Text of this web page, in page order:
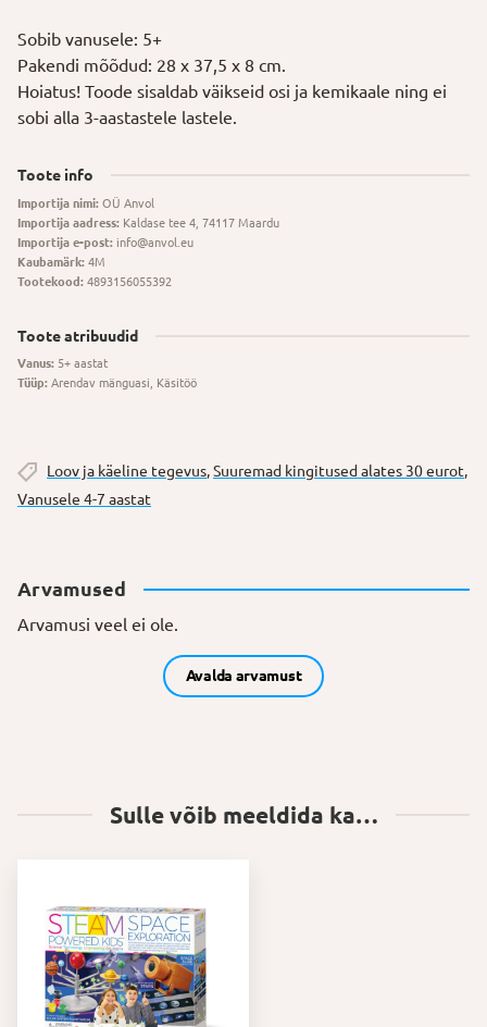
Sobib vanusele: 5+
Pakendi mõõdud: 28 x 37,5 x 8 cm.
Hoiatus! Toode sisaldab väikseid osi ja kemikaale ning ei
sobi alla 3-aastastele lastele.
Toote info
Importija nimi: OÜ Anvol
Importija aadress: Kaldase tee 4, 74117 Maardu
Importija e-post: info@anvol.eu
Kaubamärk: 4M
Tootekood: 4893156055392
Toote atribuudid
Vanus: 5+ aastat
Tüüp: Arendav mänguasi, Käsitöö
Loov ja käeline tegevus,Suuremad kingitused alates 30 eurot,
Vanusele 4-7 aastat
Arvamused
Arvamusi veel ei ole.
Avalda arvamust
Sulle võib meeldida ka…